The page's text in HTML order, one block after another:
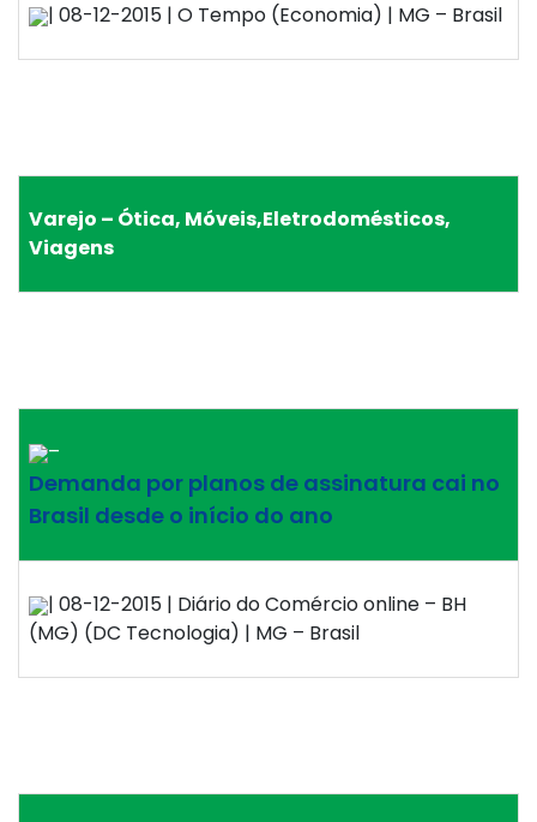
| 08-12-2015 | O Tempo (Economia) | MG – Brasil
Varejo – Ótica, Móveis,Eletrodomésticos,
Viagens
–
Demanda por planos de assinatura cai no
Brasil desde o início do ano
| 08-12-2015 | Diário do Comércio online – BH
(MG) (DC Tecnologia) | MG – Brasil